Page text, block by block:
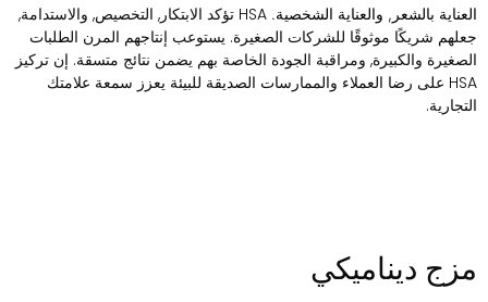
بالشعر, والعناية الشخصية.
HSA تؤكد الابتكار, التخصيص, والاستدامة,
شريكًا موثوقًا للشركات الصغيرة. يستوعب إنتاجهم المرن الطلبات
والكبيرة, ومراقبة الجودة الخاصة بهم يضمن نتائج متسقة. إن تركيز
HSA على رضا العملاء والممارسات الصديقة للبيئة يعزز سمعة علامتك
ديناميكي